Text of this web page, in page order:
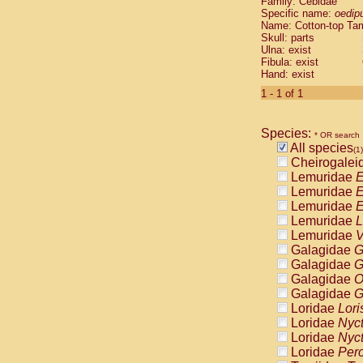
Cebidae
Cebidae
Cebidae
Cebidae
Cebidae
Cebidae
Cebidae
Cebidae
Cebidae
Cebidae
Cebidae
Cebidae
Atelidae
Atelidae
Atelidae
Atelidae
Atelidae
Atelidae
Atelidae
Atelidae
Atelidae
Atelidae
Pitheciidae
Specific name:
Name: Cotton-top
Skull: parts
Ulna: exist
Fibula: exist
Hand: exist
1 - 1 of 1
Species: * OR search
All species(1)
Lemuridae
Lemuridae
Lemuridae
Lemuridae
Lemuridae
Galagidae
Galagidae
Galagidae
Galagidae
Loridae
Loridae
Loridae
Loridae